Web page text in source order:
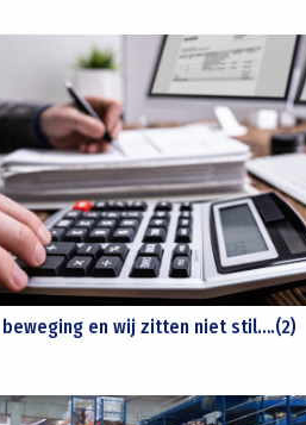
en wij zitten niet stil….(2)